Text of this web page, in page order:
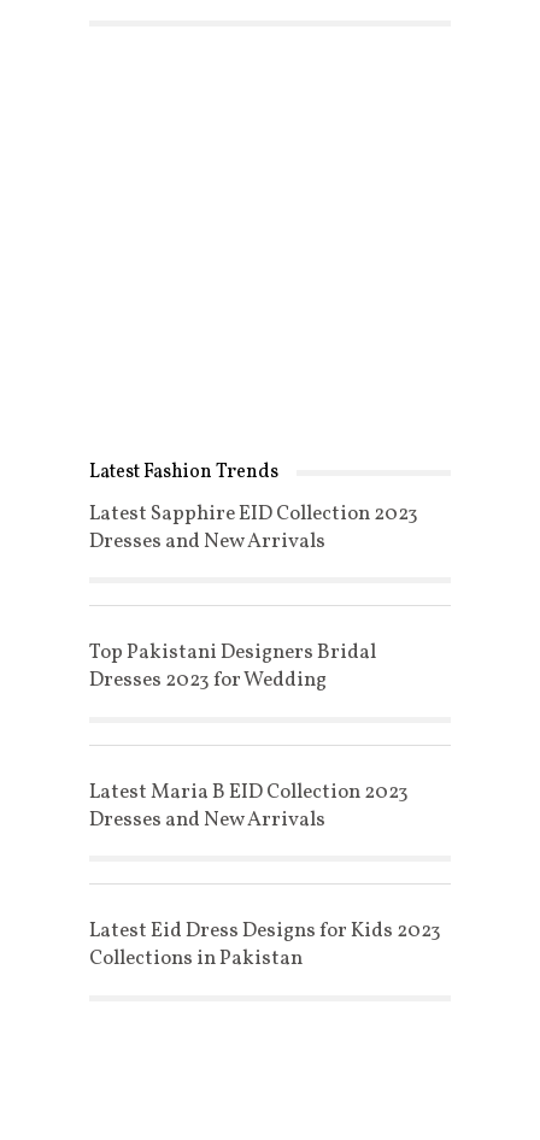
Latest Fashion Trends
Latest Sapphire EID Collection 2023
Dresses and New Arrivals
Top Pakistani Designers Bridal
Dresses 2023 for Wedding
Latest Maria B EID Collection 2023
Dresses and New Arrivals
Latest Eid Dress Designs for Kids 2023
Collections in Pakistan